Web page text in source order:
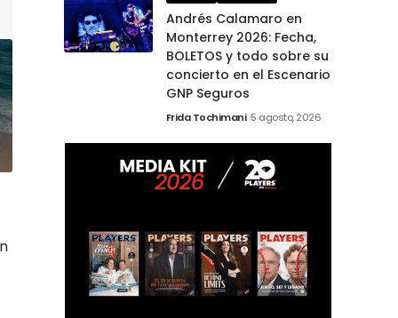
Andrés Calamaro en
Monterrey 2026: Fecha,
BOLETOS y todo sobre su
concierto en el Escenario
GNP Seguros
Frida Tochimani 5 agosto, 2026